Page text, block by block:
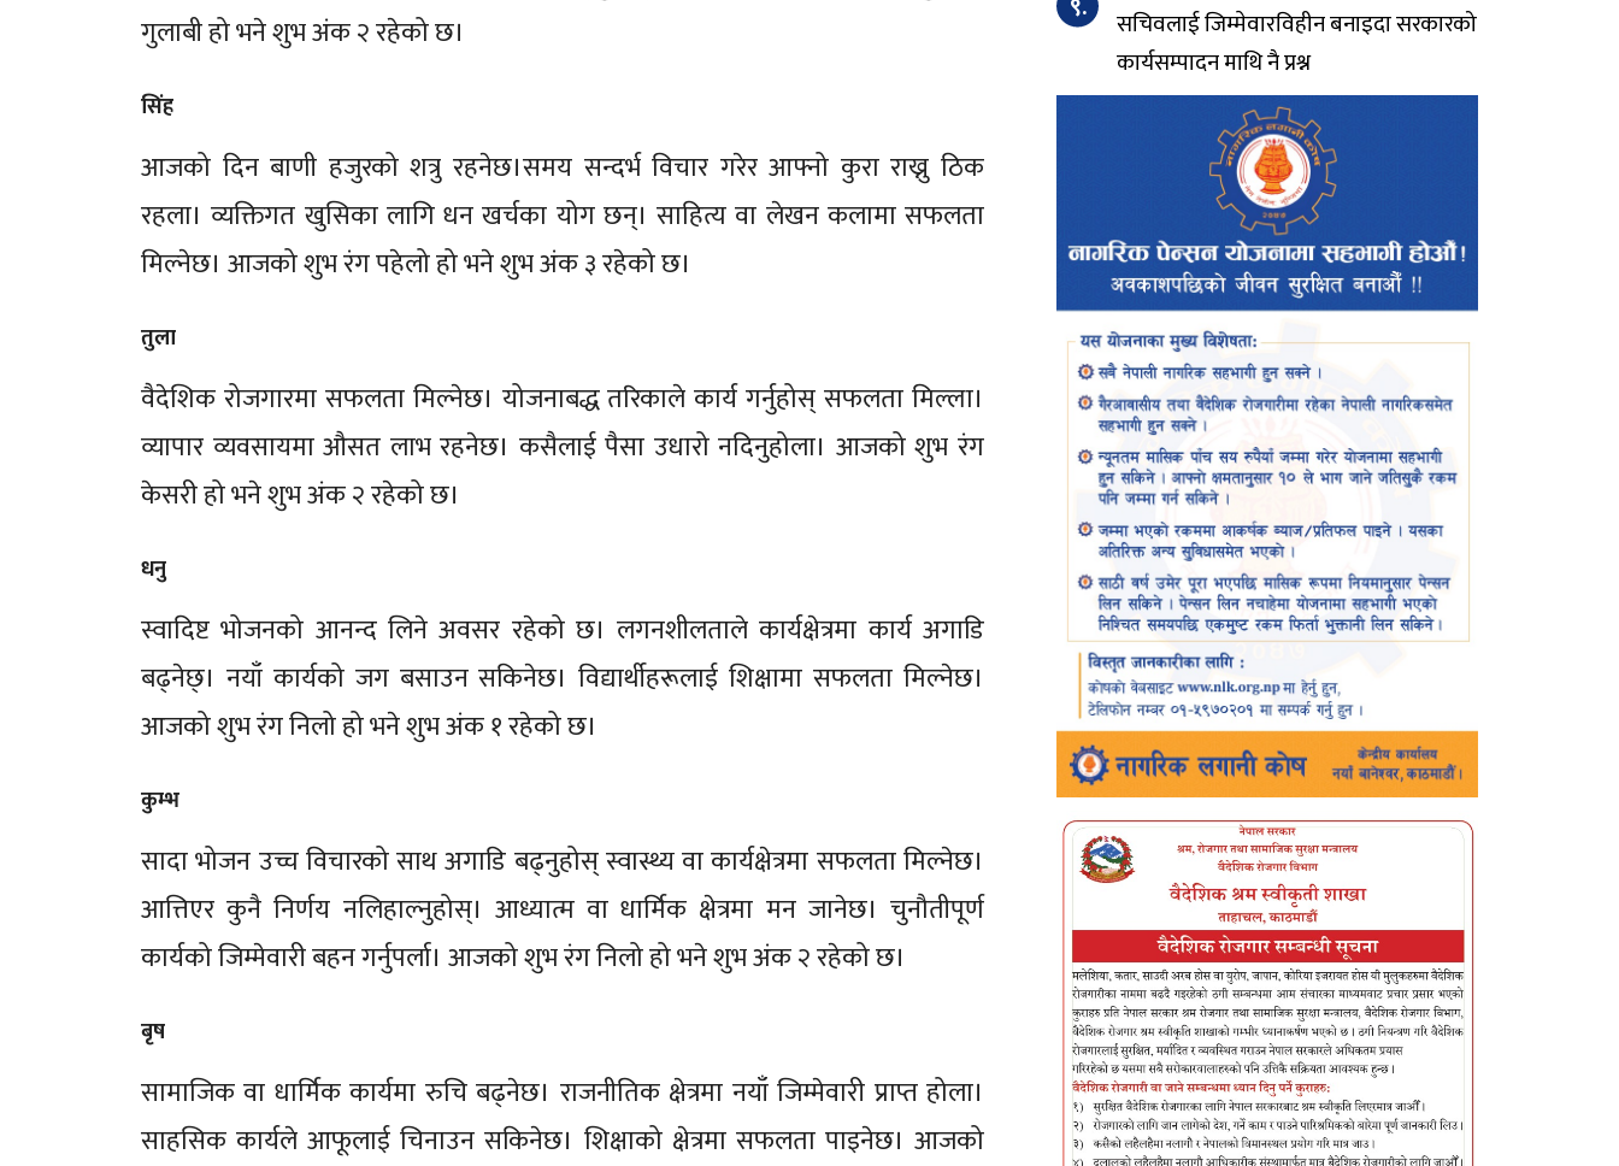
गुलाबी हो भने शुभ अंक २ रहेको छ।
सिंह
आजको दिन बाणी हजुरको शत्रु रहनेछ।समय सन्दर्भ विचार गरेर आफ्नो कुरा राख्नु ठिक
रहला। व्यक्तिगत खुसिका लागि धन खर्चका योग छन्। साहित्य वा लेखन कलामा सफलता
मिल्नेछ। आजको शुभ रंग पहेलो हो भने शुभ अंक ३ रहेको छ।
तुला
वैदेशिक रोजगारमा सफलता मिल्नेछ। योजनाबद्ध तरिकाले कार्य गर्नुहोस् सफलता मिल्ला।
व्यापार व्यवसायमा औसत लाभ रहनेछ। कसैलाई पैसा उधारो नदिनुहोला। आजको शुभ रंग
केसरी हो भने शुभ अंक २ रहेको छ।
धनु
स्वादिष्ट भोजनको आनन्द लिने अवसर रहेको छ। लगनशीलताले कार्यक्षेत्रमा कार्य अगाडि
बढ्नेछ्। नयाँ कार्यको जग बसाउन सकिनेछ। विद्यार्थीहरूलाई शिक्षामा सफलता मिल्नेछ।
आजको शुभ रंग निलो हो भने शुभ अंक १ रहेको छ।
कुम्भ
सादा भोजन उच्च विचारको साथ अगाडि बढ्नुहोस् स्वास्थ्य वा कार्यक्षेत्रमा सफलता मिल्नेछ।
आत्तिएर कुनै निर्णय नलिहाल्नुहोस्। आध्यात्म वा धार्मिक क्षेत्रमा मन जानेछ। चुनौतीपूर्ण
कार्यको जिम्मेवारी बहन गर्नुपर्ला। आजको शुभ रंग निलो हो भने शुभ अंक २ रहेको छ।
बृष
सामाजिक वा धार्मिक कार्यमा रुचि बढ्नेछ। राजनीतिक क्षेत्रमा नयाँ जिम्मेवारी प्राप्त होला।
साहसिक कार्यले आफूलाई चिनाउन सकिनेछ। शिक्षाको क्षेत्रमा सफलता पाइनेछ। आजको
सचिवलाई जिम्मेवारविहीन बनाइदा सरकारको
कार्यसम्पादन माथि नै प्रश्न